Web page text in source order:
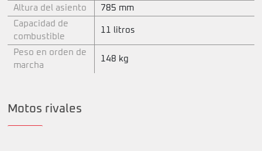
Altura del asiento
785 mm
Capacidad de
combustible
11 litros
Peso en orden de
marcha
148 kg
Motos rivales